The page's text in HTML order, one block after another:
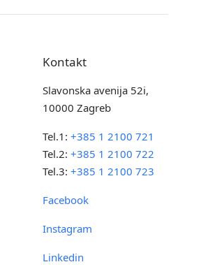
Kontakt
Slavonska avenija 52i,
10000 Zagreb
Tel.1:+385 1 2100 721
Tel.2:+385 1 2100 722
Tel.3:+385 1 2100 723
Facebook
Instagram
Linkedin